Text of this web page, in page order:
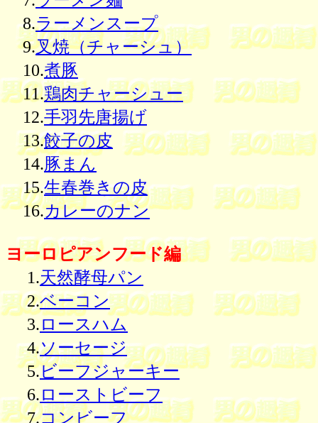
8.ラーメンスープ
9.叉焼（チャーシュ）
10.煮豚
11.鶏肉チャーシュー
12.手羽先唐揚げ
13.餃子の皮
14.豚まん
15.生春巻きの皮
16.カレーのナン
ヨーロピアンフード編
1.天然酵母パン
2.ベーコン
3.ロースハム
4.ソーセージ
5.ビーフジャーキー
6.ローストビーフ
7.コンビーフ